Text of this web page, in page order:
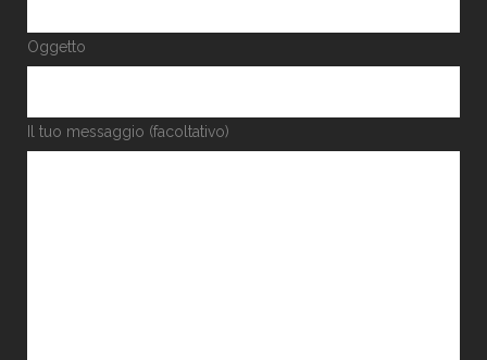
Oggetto
Il tuo messaggio (facoltativo)